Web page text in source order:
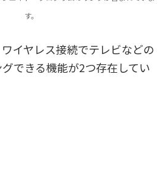
す。
イヤレス接続でテレビなどの
できる機能が2つ存在してい